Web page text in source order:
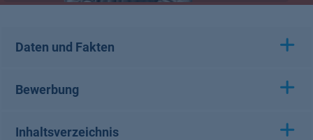
/
Daten und Fakten
Bewerbung
Inhaltsverzeichnis